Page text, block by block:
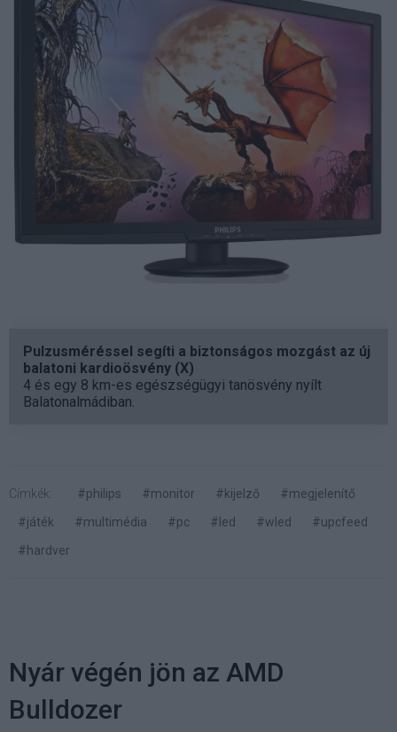
Pulzusméréssel segíti a biztonságos mozgást az új
balatoni kardioösvény (X)
4 és egy 8 km-es egészségügyi tanösvény nyílt
Balatonalmádiban.
Címkék: #philips #monitor #kijelző
#megjelenítő
#játék
#multimédia #pc #led #wled
#upcfeed
#hardver
Nyár végén jön az AMD
Bulldozer